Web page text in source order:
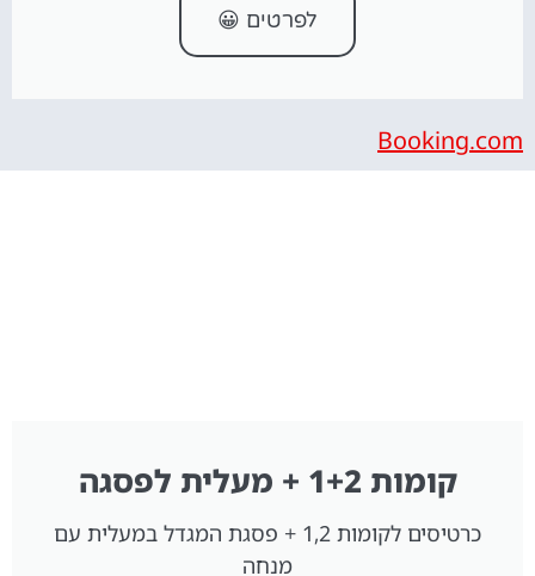
לפרטים 😀
Booking.com
קומות 1+2 + מעלית לפסגה
כרטיסים לקומות 1,2 + פסגת המגדל במעלית עם
מנחה